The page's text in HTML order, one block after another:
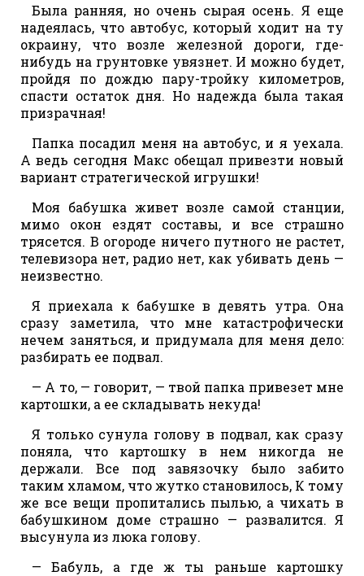
Была ранняя, но очень сырая осень. Я еще
надеялась, что автобус, который ходит на ту
окраину, что возле железной дороги, где-
нибудь на грунтовке увязнет. И можно будет,
пройдя по дождю пару-тройку километров,
спасти остаток дня. Но надежда была такая
призрачная!
Папка посадил меня на автобус, и я уехала.
А ведь сегодня Макс обещал привезти новый
вариант стратегической игрушки!
Моя бабушка живет возле самой станции,
мимо окон ездят составы, и все страшно
трясется. В огороде ничего путного не растет,
телевизора нет, радио нет, как убивать день —
неизвестно.
Я приехала к бабушке в девять утра. Она
сразу заметила, что мне катастрофически
нечем заняться, и придумала для меня дело:
разбирать ее подвал.
— А то, — говорит, — твой папка привезет мне
картошки, а ее складывать некуда!
Я только сунула голову в подвал, как сразу
поняла, что картошку в нем никогда не
держали. Все под завязочку было забито
таким хламом, что жутко становилось, К тому
же все вещи пропитались пылью, а чихать в
бабушкином доме страшно — развалится. Я
высунула из люка голову.
— Бабуль, а где ж ты раньше картошку